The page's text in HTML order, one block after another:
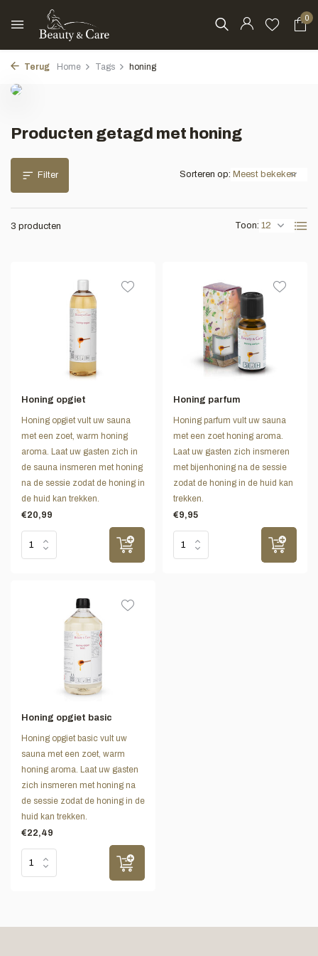
0
Terug Home Tags honing
Producten getagd met honing
Filter
3 producten Toon:
Sorteren op:
Honing opgiet
Honing opgiet vult uw sauna
met een zoet, warm honing
aroma. Laat uw gasten zich in
de sauna insmeren met honing
na de sessie zodat de honing in
de huid kan trekken.
€20,99
Honing parfum
Honing parfum vult uw sauna
met een zoet honing aroma.
Laat uw gasten zich insmeren
met bijenhoning na de sessie
zodat de honing in de huid kan
trekken.
€9,95
Honing opgiet basic
Honing opgiet basic vult uw
sauna met een zoet, warm
honing aroma. Laat uw gasten
zich insmeren met honing na
de sessie zodat de honing in de
huid kan trekken.
€22,49